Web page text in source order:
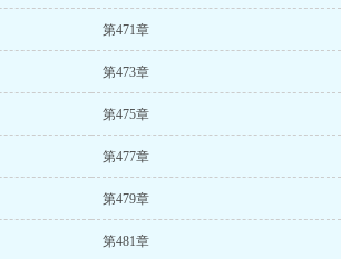
第471章
第473章
第475章
第477章
第479章
第481章